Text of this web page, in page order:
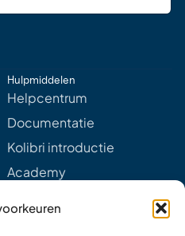
Hulpmiddelen
Helpcentrum
Documentatie
Kolibri introductie
Academy
Aankomende webinars &
events